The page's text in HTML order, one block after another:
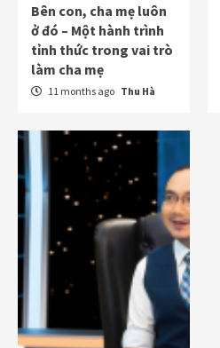
Bên con, cha mẹ luôn
ở đó – Một hành trình
tỉnh thức trong vai trò
làm cha mẹ
11 months ago Thu Hà